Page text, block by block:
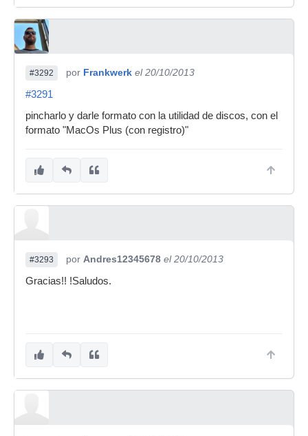
#3292 por Frankwerk el 20/10/2013
#3291
pincharlo y darle formato con la utilidad de discos, con el
formato "MacOs Plus (con registro)"
#3293 por Andres12345678 el 20/10/2013
Gracias!! !Saludos.